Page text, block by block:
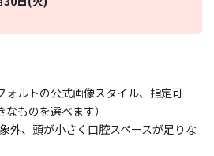
ォルトの公式画像スタイル、指定可
ものを選べます）
外、頭が小さく口腔スペースが足りな